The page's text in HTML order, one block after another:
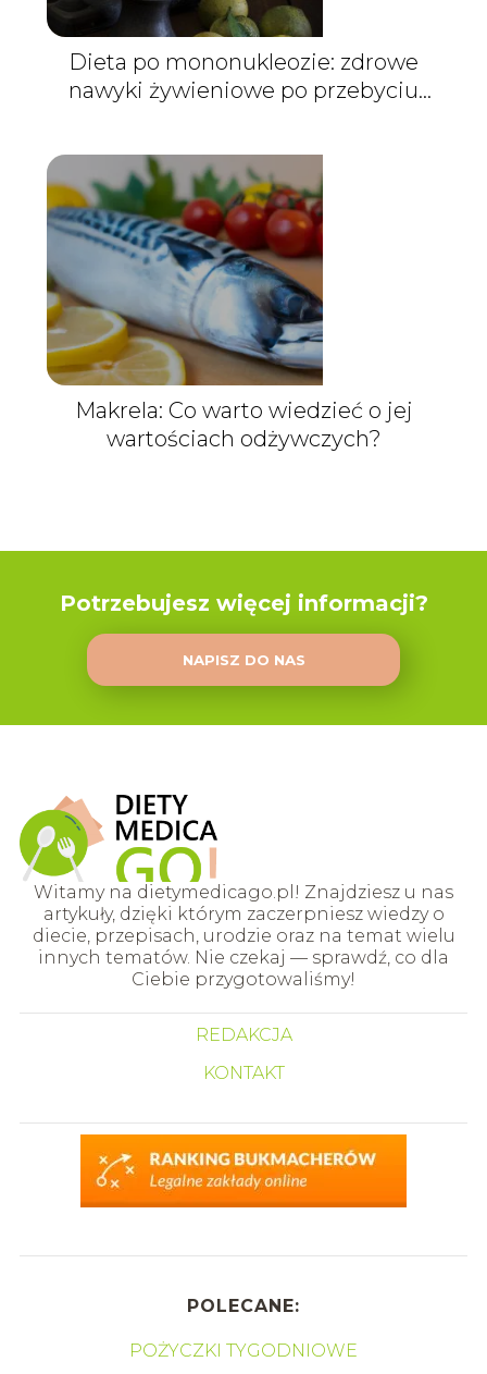
Dieta po mononukleozie: zdrowe
nawyki żywieniowe po przebyciu
Makrela: Co warto wiedzieć o jej
wartościach odżywczych?
Potrzebujesz więcej informacji?
NAPISZ DO NAS
Witamy na dietymedicago.pl! Znajdziesz u nas
artykuły, dzięki którym zaczerpniesz wiedzy o
diecie, przepisach, urodzie oraz na temat wielu
innych tematów. Nie czekaj — sprawdź, co dla
Ciebie przygotowaliśmy!
REDAKCJA
KONTAKT
POLECANE:
POŻYCZKI TYGODNIOWE